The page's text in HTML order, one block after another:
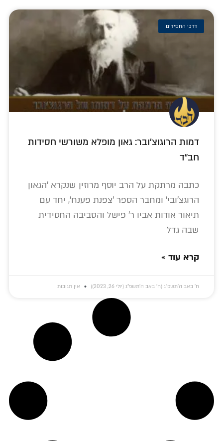
דרכי החסידים
דמות הרוגוצ'ובר: גאון מופלא משורשי חסידות
חב"ד
כתבה מרתקת על הרב יוסף מרוזין שנקרא 'הגאון
הרוגצ'ובי' ומחבר הספר 'צפנת פענח', יחד עם
תיאור אודות אביו ר' פישל והסביבה החסידית
שבה גדל
קרא עוד »
ח׳ באב ה׳תשפ״ג (ח׳ באב ה׳תשפ״ג (יולי 26, 2023)) אין תגובות